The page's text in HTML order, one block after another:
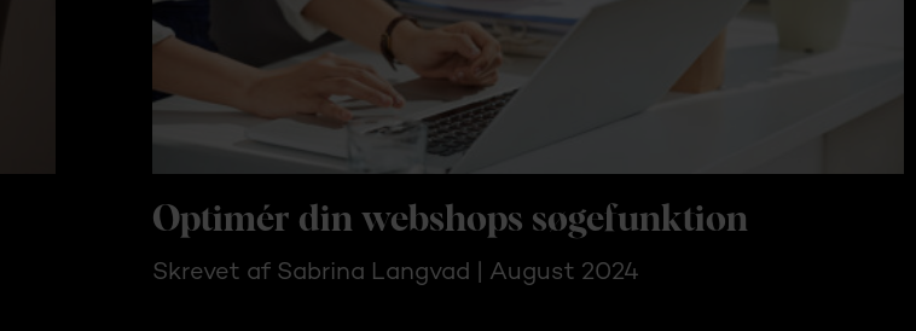
Optimér din webshops søgefunktion
Skrevet af Sabrina Langvad | August 2024